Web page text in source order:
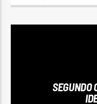
SEGUNDO